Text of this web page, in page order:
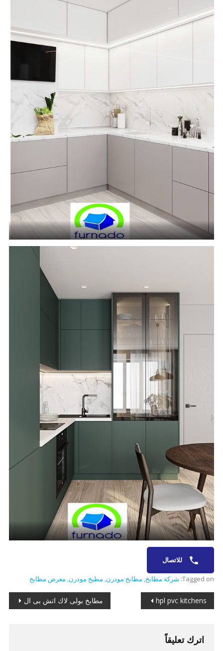
للاتصال
Tagged on: شركة مطابخ, مطابخ مودرن, مطبخ مودرن, معرض مطابخ
تصفّح
hpl pvc kitchens مطابخ بولى لاك اتش بى ال
اترك تعليقاً